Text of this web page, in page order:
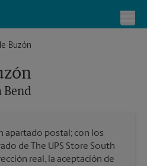
Buzón
Bend
apartado postal; con los
de The UPS Store South
real, la aceptación de